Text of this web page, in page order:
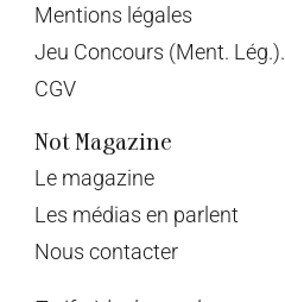
Mentions légales
Jeu Concours (Ment. Lég.).
CGV
Not Magazine
Le magazine
Les médias en parlent
Nous contacter